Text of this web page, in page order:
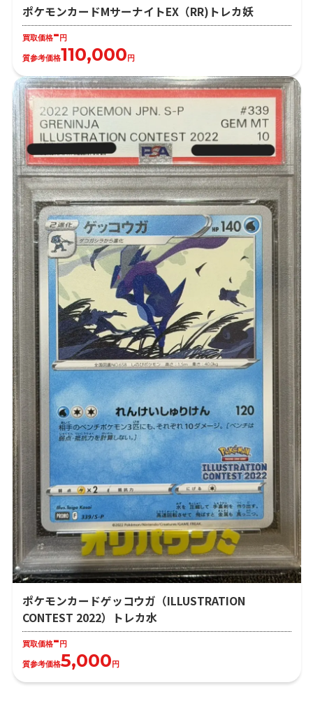
ポケモンカードMサーナイトEX（RR)トレカ妖
買取価格- 円
質参考価格110,000 円
ポケモンカードゲッコウガ（ILLUSTRATION
CONTEST 2022）トレカ水
買取価格- 円
質参考価格5,000 円